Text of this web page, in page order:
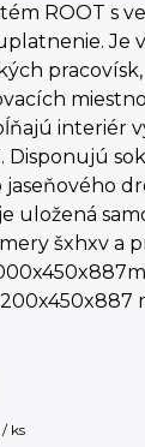
ROOT s
Je
interiér
Disponujú
uložená
šxhxv a
ks